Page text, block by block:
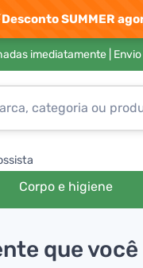
Desconto SUMMER
imediatamente |
Corpo e higiene
que